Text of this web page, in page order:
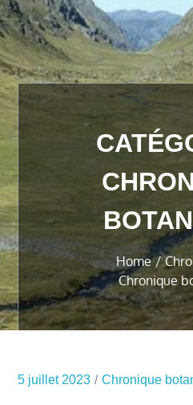
Home
Chronique
5 juillet 2023 Chronique